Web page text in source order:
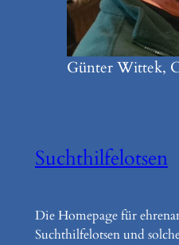
Günter Wittek,
Suchthilfelotsen
Die Homepage für
Suchthilfelotsen und